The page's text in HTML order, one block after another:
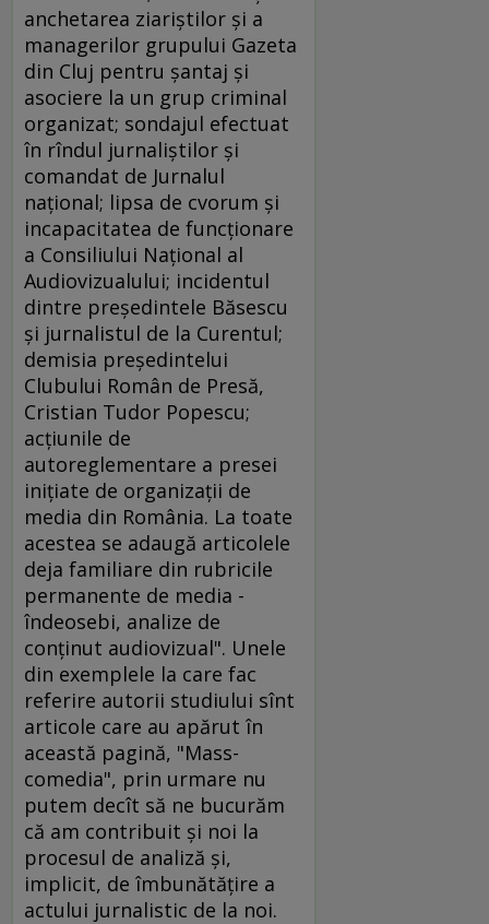
anchetarea ziariştilor şi a
managerilor grupului Gazeta
din Cluj pentru şantaj şi
asociere la un grup criminal
organizat; sondajul efectuat
în rîndul jurnaliştilor şi
comandat de Jurnalul
naţional; lipsa de cvorum şi
incapacitatea de funcţionare
a Consiliului Naţional al
Audiovizualului; incidentul
dintre preşedintele Băsescu
şi jurnalistul de la Curentul;
demisia preşedintelui
Clubului Român de Presă,
Cristian Tudor Popescu;
acţiunile de
autoreglementare a presei
iniţiate de organizaţii de
media din România. La toate
acestea se adaugă articolele
deja familiare din rubricile
permanente de media -
îndeosebi, analize de
conţinut audiovizual". Unele
din exemplele la care fac
referire autorii studiului sînt
articole care au apărut în
această pagină, "Mass-
comedia", prin urmare nu
putem decît să ne bucurăm
că am contribuit şi noi la
procesul de analiză şi,
implicit, de îmbunătăţire a
actului jurnalistic de la noi.